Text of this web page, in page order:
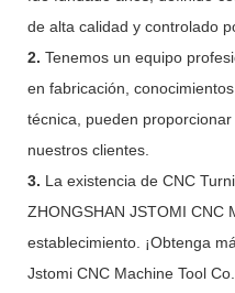
de alta calidad y controlado
2. Tenemos un equipo
en fabricación,
técnica, pueden
nuestros clientes.
3. La existencia de CNC
ZHONGSHAN JSTOMI CNC
establecimiento. ¡Obtenga
Jstomi CNC Machine Tool